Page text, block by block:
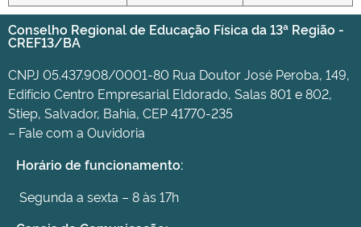
Conselho Regional de Educação Física da 13ª Região -
CREF13/BA
CNPJ 05.437.908/0001-80 Rua Doutor José Peroba, 149,
Edifício Centro Empresarial Eldorado, Salas 801 e 802,
Stiep, Salvador, Bahia, CEP 41770-235
– Fale com a Ouvidoria
Horário de funcionamento:
Segunda a sexta – 8 às 17h